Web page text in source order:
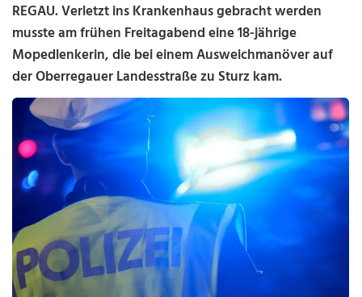
REGAU. Verletzt ins Krankenhaus gebracht werden
musste am frühen Freitagabend eine 18-jährige
Mopedlenkerin, die bei einem Ausweichmanöver auf
der Oberregauer Landesstraße zu Sturz kam.